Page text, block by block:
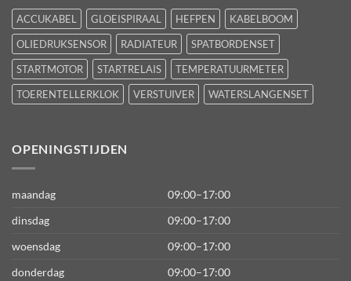
ACCUKABEL GLOEISPIRAAL HEFPEN
KABELBOOM
OLIEDRUKSENSOR
RADIATEUR
SPATBORDENSET
STARTMOTOR
STARTRELAIS
TEMPERATUURMETER
TOERENTELLERKLOK
VERSTUIVER WATERSLANGENSET
OPENINGSTIJDEN
maandag
09:00–17:00
dinsdag
09:00–17:00
woensdag
09:00–17:00
donderdag
09:00–17:00